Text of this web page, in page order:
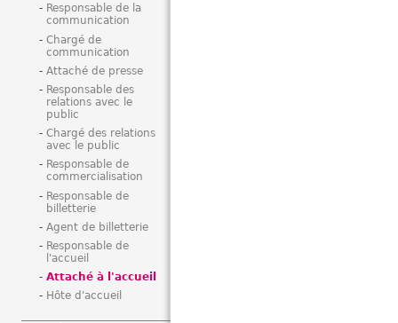
Responsable de la
communication
Chargé de
communication
Attaché de presse
Responsable des
relations avec le
public
Chargé des relations
avec le public
Responsable de
commercialisation
Responsable de
billetterie
Agent de billetterie
Responsable de
l'accueil
Attaché à l'accueil
Hôte d'accueil